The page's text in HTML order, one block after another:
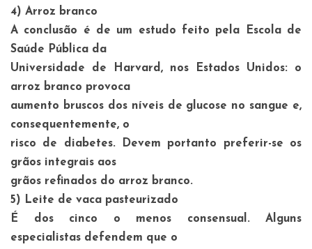
4) Arroz branco
A conclusão é de um estudo feito pela Escola de
Saúde Pública da
Universidade de Harvard, nos Estados Unidos: o
arroz branco provoca
aumento bruscos dos níveis de glucose no sangue e,
consequentemente, o
risco de diabetes. Devem portanto preferir-se os
grãos integrais aos
grãos refinados do arroz branco.
5) Leite de vaca pasteurizado
É dos cinco o menos consensual. Alguns
especialistas defendem que o